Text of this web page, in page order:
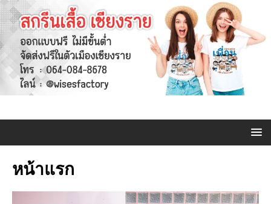
หน้าแรก